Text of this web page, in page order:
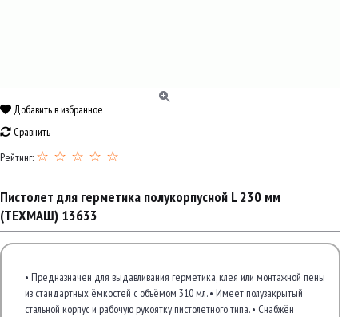
Добавить в избранное
Сравнить
Рейтинг: ☆ ☆ ☆ ☆ ☆
Пистолет для герметика полукорпусной L 230 мм
(ТЕХМАШ) 13633
• Предназначен для выдавливания герметика, клея или монтажной пены
из стандартных ёмкостей с объёмом 310 мл. • Имеет полузакрытый
стальной корпус и рабочую рукоятку пистолетного типа. • Снабжён